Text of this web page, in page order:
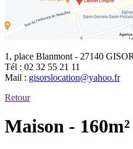
1, place Blanmont - 27140
Tél : 02 32 55 21 11
Mail : gisorslocation@yahoo.fr
Retour
Maison -